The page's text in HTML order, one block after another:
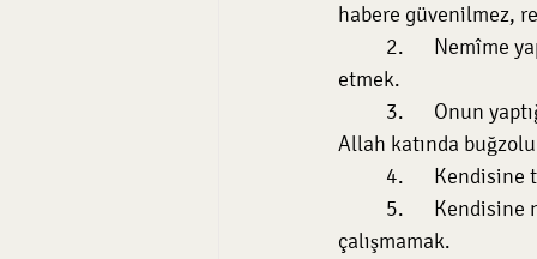
habere güvenilmez,
etmek.
Allah katında
4.
çalışmamak.